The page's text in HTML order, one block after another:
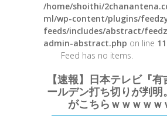
/home/shoithi/
ml/wp-content/plugins/
feeds/includes/abstract/
admin-abstract.php on line
Feed has no items.
【速報】日本テレビ『
ールデン打ち切りが判明
がこちらｗｗｗｗｗ